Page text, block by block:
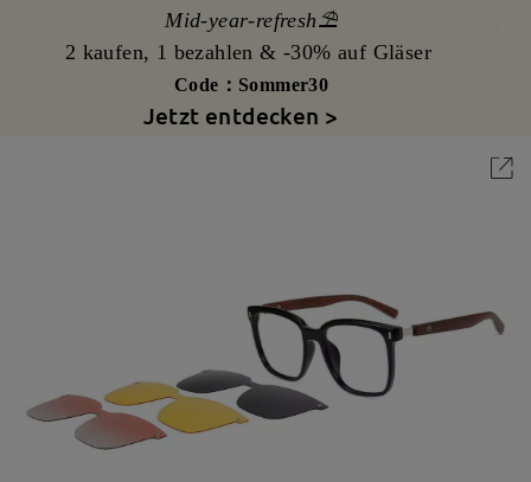
Mid-year-refresh⛱️
2 kaufen, 1 bezahlen & -30% auf Gläser
Code：Sommer30
Jetzt entdecken >